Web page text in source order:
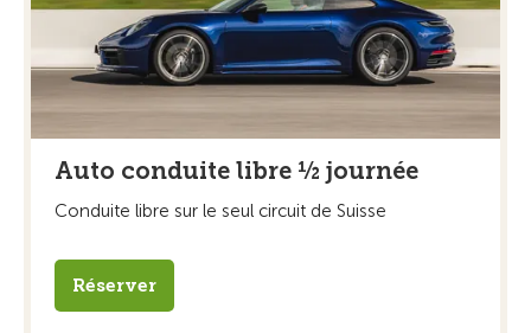
Auto conduite libre ½ journée
Conduite libre sur le seul circuit de Suisse
Réserver